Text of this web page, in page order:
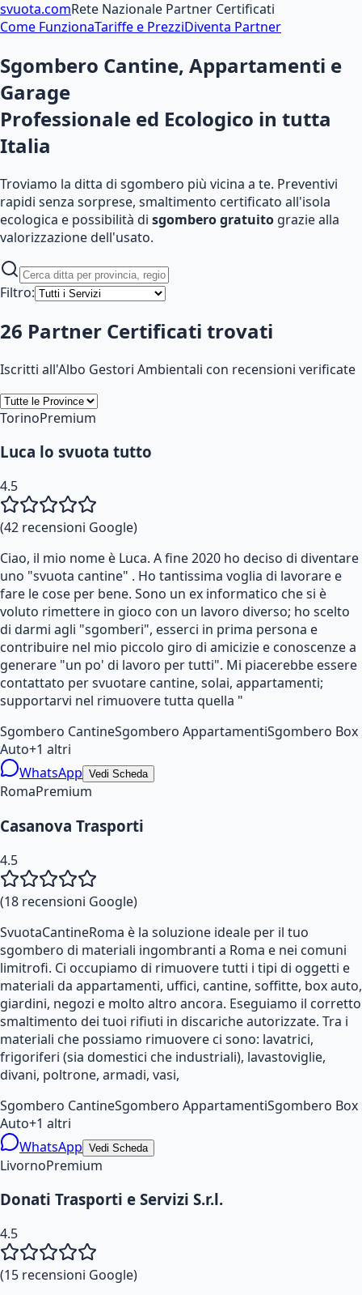
svuota.comRete Nazionale Partner Certificati
Come FunzionaTariffe e PrezziDiventa Partner
Sgombero Cantine, Appartamenti e
Garage
Professionale ed Ecologico in tutta
Italia
Troviamo la ditta di sgombero più vicina a te. Preventivi
rapidi senza sorprese, smaltimento certificato all'isola
ecologica e possibilità di sgombero gratuito grazie alla
valorizzazione dell'usato.
Filtro:
26 Partner Certificati trovati
Iscritti all'Albo Gestori Ambientali con recensioni verificate
TorinoPremium
Luca lo svuota tutto
4.5
(42 recensioni Google)
Ciao, il mio nome è Luca. A fine 2020 ho deciso di diventare
uno "svuota cantine" . Ho tantissima voglia di lavorare e
fare le cose per bene. Sono un ex informatico che si è
voluto rimettere in gioco con un lavoro diverso; ho scelto
di darmi agli "sgomberi", esserci in prima persona e
contribuire nel mio piccolo giro di amicizie e conoscenze a
generare "un po' di lavoro per tutti". Mi piacerebbe essere
contattato per svuotare cantine, solai, appartamenti;
supportarvi nel rimuovere tutta quella "
Sgombero CantineSgombero AppartamentiSgombero Box
Auto+1 altri
WhatsApp Vedi Scheda
RomaPremium
Casanova Trasporti
4.5
(18 recensioni Google)
SvuotaCantineRoma è la soluzione ideale per il tuo
sgombero di materiali ingombranti a Roma e nei comuni
limitrofi. Ci occupiamo di rimuovere tutti i tipi di oggetti e
materiali da appartamenti, uffici, cantine, soffitte, box auto,
giardini, negozi e molto altro ancora. Eseguiamo il corretto
smaltimento dei tuoi rifiuti in discariche autorizzate. Tra i
materiali che possiamo rimuovere ci sono: lavatrici,
frigoriferi (sia domestici che industriali), lavastoviglie,
divani, poltrone, armadi, vasi,
Sgombero CantineSgombero AppartamentiSgombero Box
Auto+1 altri
WhatsApp Vedi Scheda
LivornoPremium
Donati Trasporti e Servizi S.r.l.
4.5
(15 recensioni Google)